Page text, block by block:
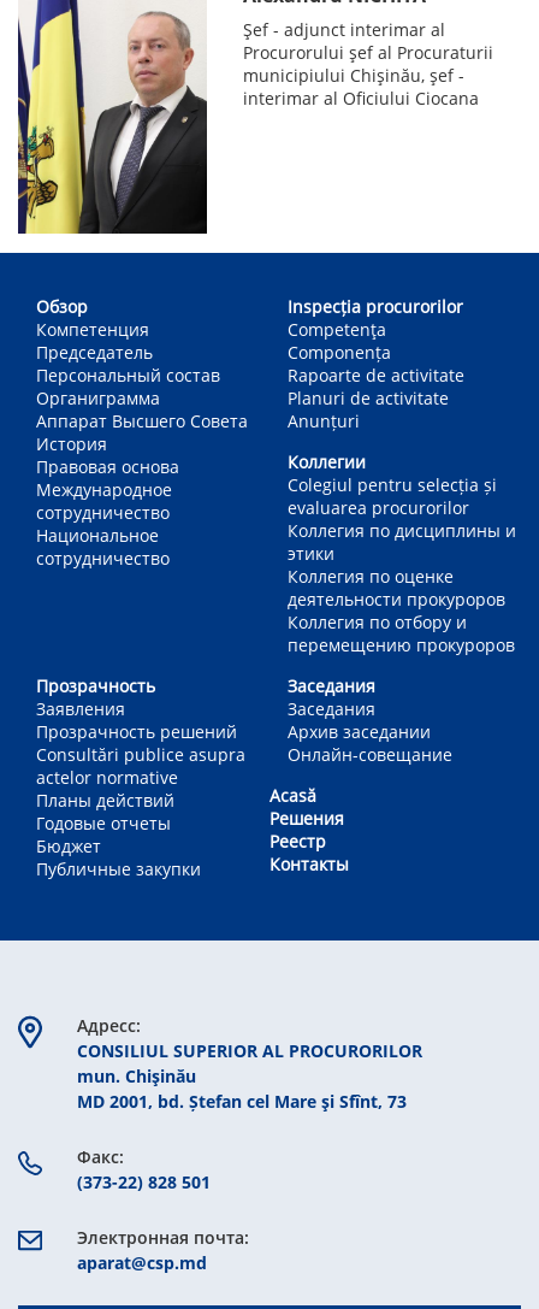
Șef - adjunct interimar al
Procurorului șef al Procuraturii
municipiului Chișinău, șef -
interimar al Oficiului Ciocana
navigation
Обзор
Компетенция
Председатель
Персональный состав
Органиграмма
Аппарат Высшего Совета
История
Правовая основа
Международное
сотрудничество
Национальное
сотрудничество
Inspecția procurorilor
Competenţa
Componența
Rapoarte de activitate
Planuri de activitate
Anunțuri
Коллегии
Colegiul pentru selecția și
evaluarea procurorilor
Коллегия по дисциплины и
этики
Коллегия по оценке
деятельности прокуроров
Коллегия по отбору и
перемещению прокуроров
Прозрачность
Заявления
Прозрачность решений
Consultări publice asupra
actelor normative
Планы действий
Годовые отчеты
Бюджет
Публичные закупки
Заседания
Заседания
Архив заседании
Онлайн-совещание
Acasă
Решения
Реестр
Контакты
Aдресс:
CONSILIUL SUPERIOR AL PROCURORILOR
mun. Chişinău
MD 2001, bd. Ștefan cel Mare şi Sfînt, 73
Факс:
(373-22) 828 501
Электронная почта:
aparat@csp.md